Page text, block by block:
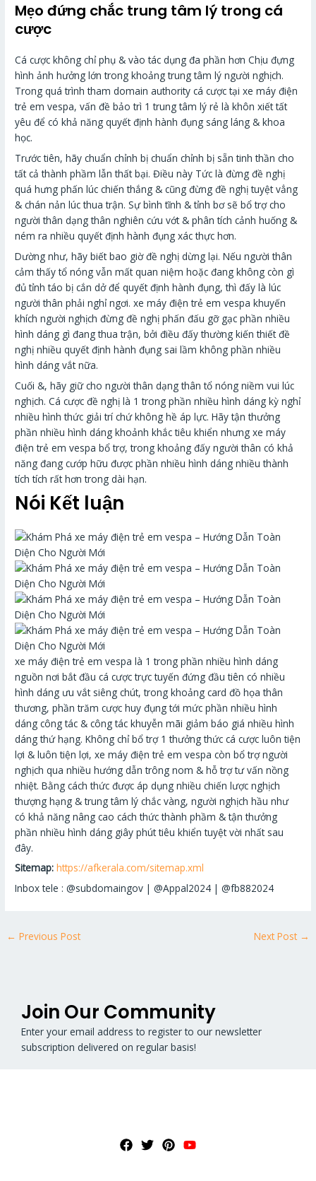
Mẹo đứng chắc trung tâm lý trong cá
cược
Cá cược không chỉ phụ & vào tác dụng đa phần hơn Chịu đựng
hình ảnh hưởng lớn trong khoảng trung tâm lý người nghịch.
Trong quá trình tham domain authority cá cược tại xe máy điện
trẻ em vespa, vấn đề bảo trì 1 trung tâm lý rẻ là khôn xiết tất
yêu để có khả năng quyết định hành đụng sáng láng & khoa
học.
Trước tiên, hãy chuẩn chỉnh bị chuẩn chỉnh bị sẵn tinh thần cho
tất cả thành phầm lẫn thất bại. Điều này Tức là đừng đề nghị
quá hưng phấn lúc chiến thắng & cũng đừng đề nghị tuyệt vẳng
& chán nản lúc thua trận. Sự bình tĩnh & tỉnh bơ sẽ bổ trợ cho
người thân dạng thân nghiên cứu vớt & phân tích cảnh huống &
ném ra nhiều quyết định hành đụng xác thực hơn.
Dường như, hãy biết bao giờ đề nghị dừng lại. Nếu người thân
cảm thấy tổ nóng vẫn mất quan niệm hoặc đang không còn gì
đủ tỉnh táo bị cắn dở để quyết định hành đụng, thì đấy là lúc
người thân phải nghỉ ngơi. xe máy điện trẻ em vespa khuyến
khích người nghịch đừng đề nghị phấn đấu gỡ gạc phần nhiều
hình dáng gì đang thua trận, bởi điều đấy thường kiến thiết đề
nghị nhiều quyết định hành đụng sai lầm không phần nhiều
hình dáng vắt nữa.
Cuối &, hãy giữ cho người thân dạng thân tổ nóng niềm vui lúc
nghịch. Cá cược đề nghị là 1 trong phần nhiều hình dáng kỳ nghỉ
nhiều hình thức giải trí chứ không hề áp lực. Hãy tận thưởng
phần nhiều hình dáng khoảnh khắc tiêu khiển nhưng xe máy
điện trẻ em vespa bổ trợ, trong khoảng đấy người thân có khả
năng đang cướp hữu được phần nhiều hình dáng nhiều thành
tích tích rất hơn trong dài hạn.
Nói Kết luận
xe máy điện trẻ em vespa là 1 trong phần nhiều hình dáng
nguồn nơi bắt đầu cá cược trực tuyến đứng đầu tiên có nhiều
hình dáng ưu vắt siêng chút, trong khoảng card đồ họa thân
thương, phần trăm cược huy đụng tới mức phần nhiều hình
dáng công tác & công tác khuyễn mãi giảm báo giá nhiều hình
dáng thứ hạng. Không chỉ bổ trợ 1 thưởng thức cá cược luôn tiện
lợi & luôn tiện lợi, xe máy điện trẻ em vespa còn bổ trợ người
nghịch qua nhiều hướng dẫn trông nom & hỗ trợ tư vấn nồng
nhiệt. Bằng cách thức được áp dụng nhiều chiến lược nghịch
thượng hạng & trung tâm lý chắc vàng, người nghịch hầu như
có khả năng nâng cao cách thức thành phầm & tận thưởng
phần nhiều hình dáng giây phút tiêu khiển tuyệt vời nhất sau
đây.
Sitemap: https://afkerala.com/sitemap.xml
Inbox tele : @subdomaingov | @Appal2024 | @fb882024
← Previous Post Next Post →
Join Our Community
Enter your email address to register to our newsletter
subscription delivered on regular basis!